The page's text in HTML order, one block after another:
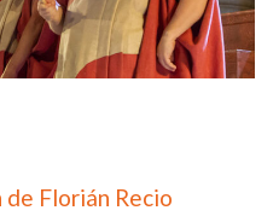
Florián Recio